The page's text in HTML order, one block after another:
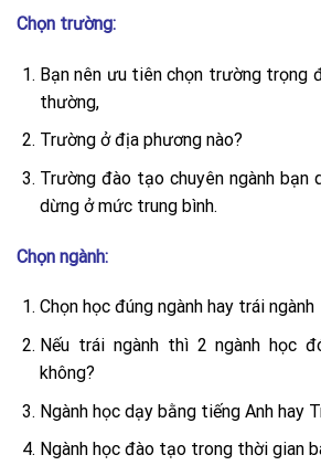
Chọn trường:
Bạn nên ưu tiên chọn trường trọng
thường,
Trường ở địa phương nào?
Trường đào tạo chuyên ngành bạn
dừng ở mức trung bình.
Chọn ngành:
Chọn học đúng ngành hay trái ngành
Nếu trái ngành thì 2 ngành học
không?
Ngành học dạy bằng tiếng Anh hay
Ngành học đào tạo trong thời gian